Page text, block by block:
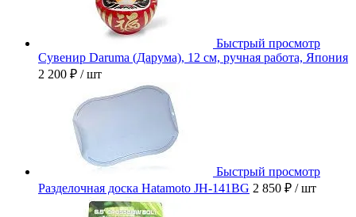
Быстрый просмотр
Сувенир Daruma (Дарума), 12 см, ручная работа, Япония
2 200 ₽ / шт
Быстрый просмотр
Разделочная доска Hatamoto JH-141BG 2 850 ₽ / шт